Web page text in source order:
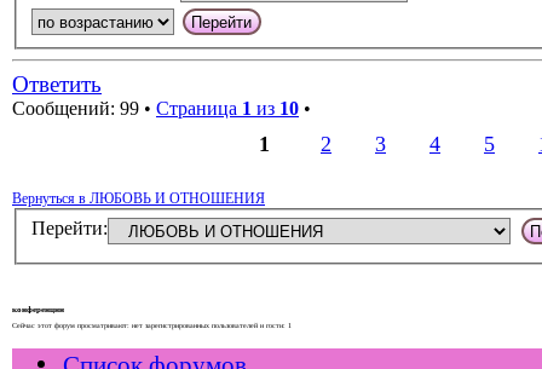
Ответить
Сообщений: 99 • Страница 1 из 10 •
1 2 3 4 5
Вернуться в ЛЮБОВЬ И ОТНОШЕНИЯ
Перейти:
конференции
Сейчас этот форум просматривают: нет зарегистрированных пользователей и гости: 1